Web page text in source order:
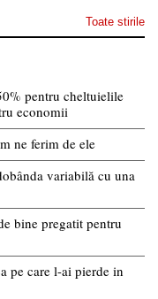
Toate stirile
pentru cheltuielile
economii
ne ferim de ele
variabilă cu una
bine pregatit pentru
pe care l-ai pierde in